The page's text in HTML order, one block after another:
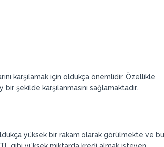
karşılamak için oldukça önemlidir. Özellikle
şekilde karşılanmasını sağlamaktadır.
yüksek bir rakam olarak görülmekte ve bu